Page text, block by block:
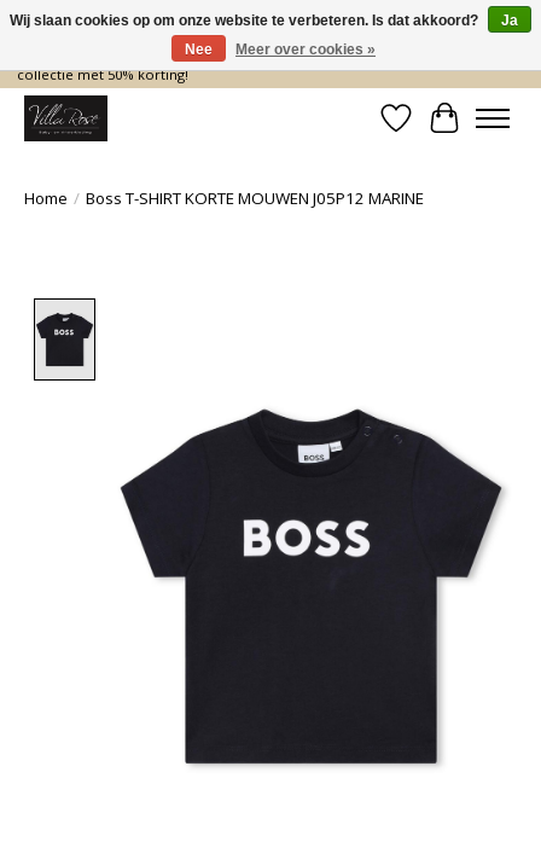
De nieuwe collectie komt eraan… en wij maken ruimte! Shop nu de zomer
collectie met 50% korting!
Verlanglijst
Home / Boss T-SHIRT KORTE MOUWEN J05P12 MARINE
Wij slaan cookies op om onze website te verbeteren. Is dat akkoord?
Ja
Nee
Meer over cookies »